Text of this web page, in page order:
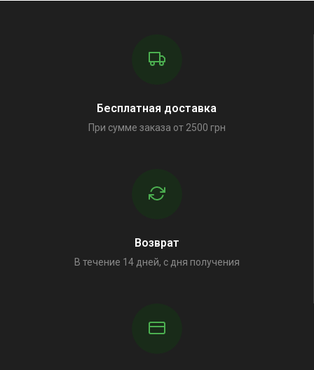
Бесплатная доставка
При сумме заказа от 2500 грн
Возврат
В течение 14 дней, с дня получения